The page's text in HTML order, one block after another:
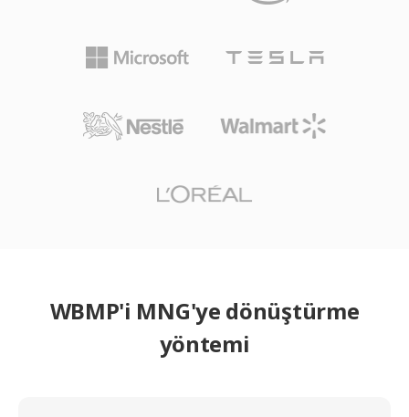
WBMP'i MNG'ye dönüştürme
yöntemi